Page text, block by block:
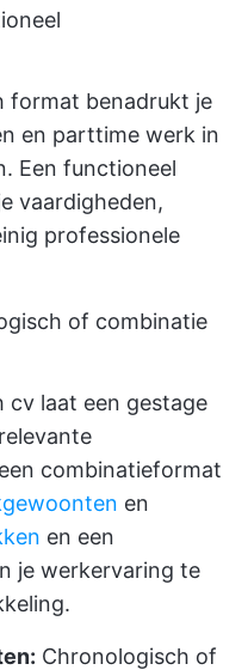
format benadrukt je
en parttime werk in
Een functioneel
vaardigheden,
professionele
of combinatie
cv laat een gestage
combinatieformat
en
en een
je werkervaring te
Chronologisch of